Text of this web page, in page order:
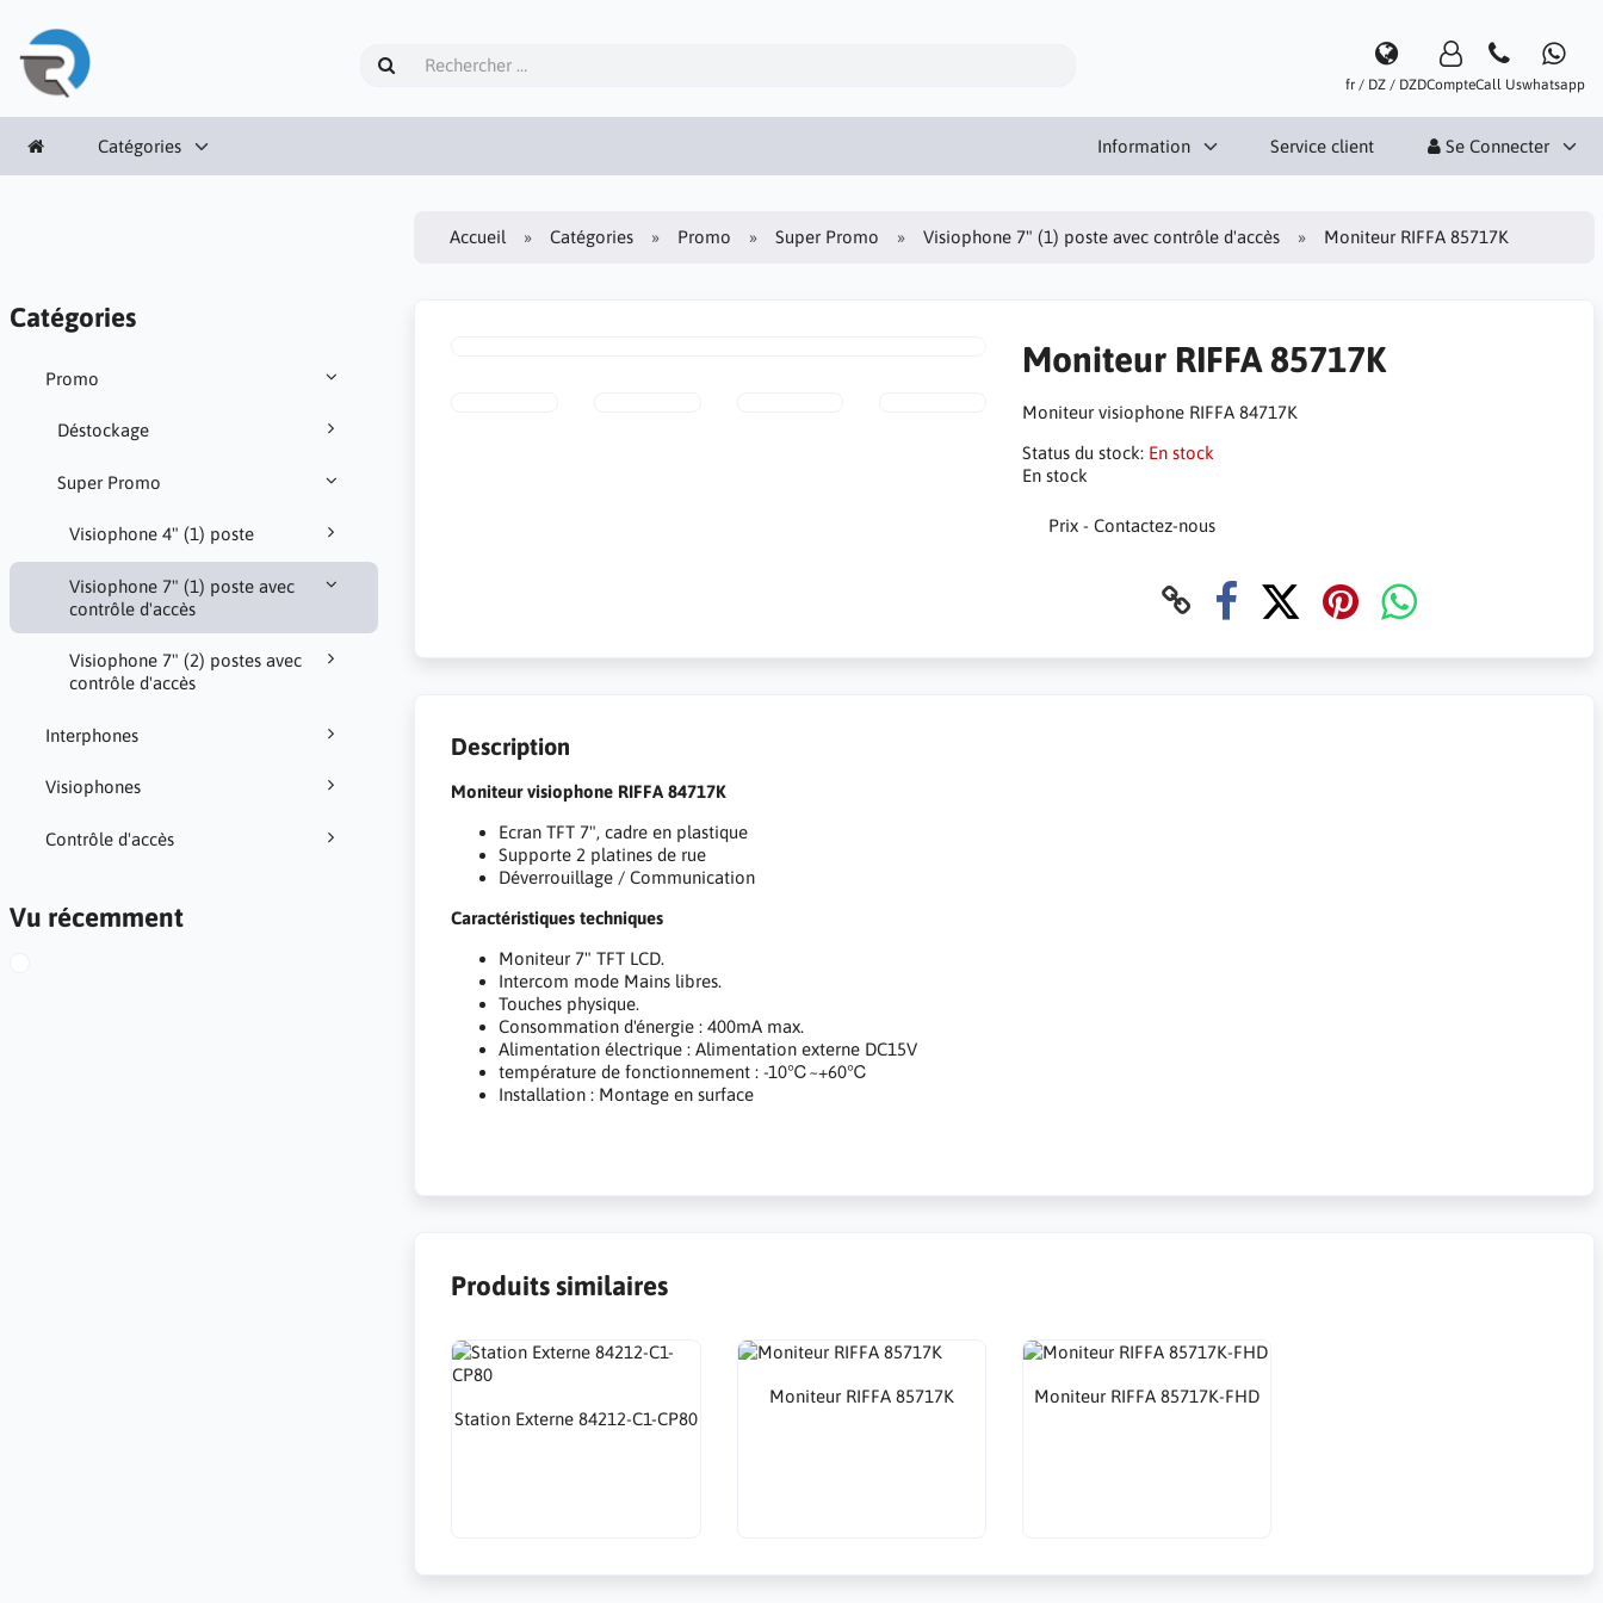
fr / DZ / DZDCompteCall Uswhatsapp
Catégories Information Service client Se Connecter
Catégories
Promo
Déstockage
Super Promo
Visiophone 4" (1) poste
Visiophone 7" (1) poste avec
contrôle d'accès
Visiophone 7" (2) postes avec
contrôle d'accès
Interphones
Visiophones
Contrôle d'accès
Vu récemment
Accueil Catégories Promo Super Promo Visiophone 7" (1) poste avec contrôle d'accès Moniteur RIFFA 85717K
Moniteur RIFFA 85717K
Moniteur visiophone RIFFA 84717K
Status du stock: En stock
En stock
Prix - Contactez-nous
Description
Moniteur visiophone RIFFA 84717K
Ecran TFT 7", cadre en plastique
Supporte 2 platines de rue
Déverrouillage / Communication
Caractéristiques techniques
Moniteur 7" TFT LCD.
Intercom mode Mains libres.
Touches physique.
Consommation d'énergie : 400mA max.
Alimentation électrique : Alimentation externe DC15V
température de fonctionnement : -10℃~+60℃
Installation : Montage en surface
Produits similaires
Station Externe 84212-C1-CP80
Moniteur RIFFA 85717K Moniteur RIFFA 85717K-FHD